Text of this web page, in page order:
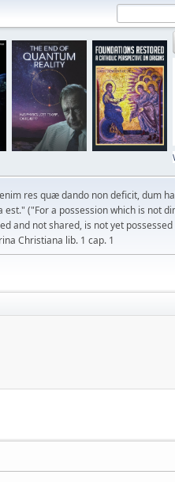
res quæ dando non deficit, dum
est." ("For a possession which is not
and not shared, is not yet
Christiana lib. 1 cap. 1